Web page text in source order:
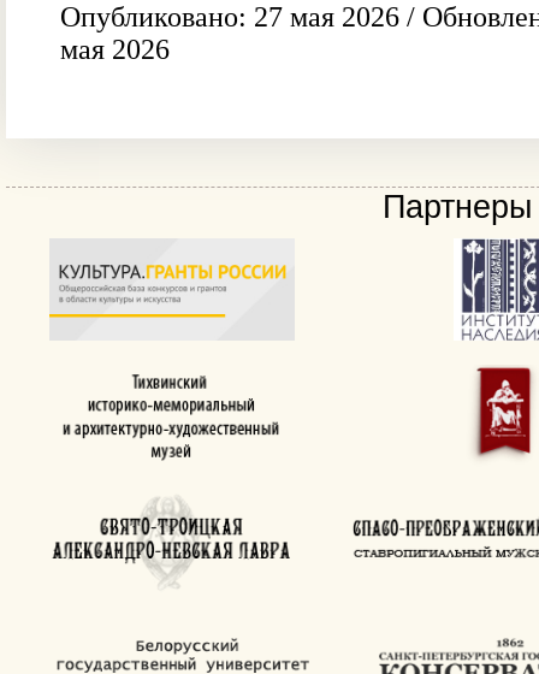
Опубликовано: 27 мая 2026 /
мая 2026
Партнеры